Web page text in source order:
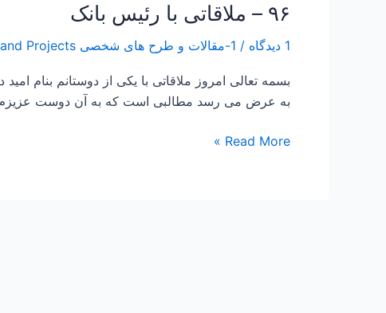
۹۶ – ملاقاتی با رئیس بانک
1 دیدگاه / 1-مقالات و طرح های شخصی Papers and Projects
بسمه تعالی امروز ملاقاتی با یکی از دوستانم
به عرض می رسد مطالبی است که به آن دوست عزیزم
۹۶
ملاقاتی
Read More »